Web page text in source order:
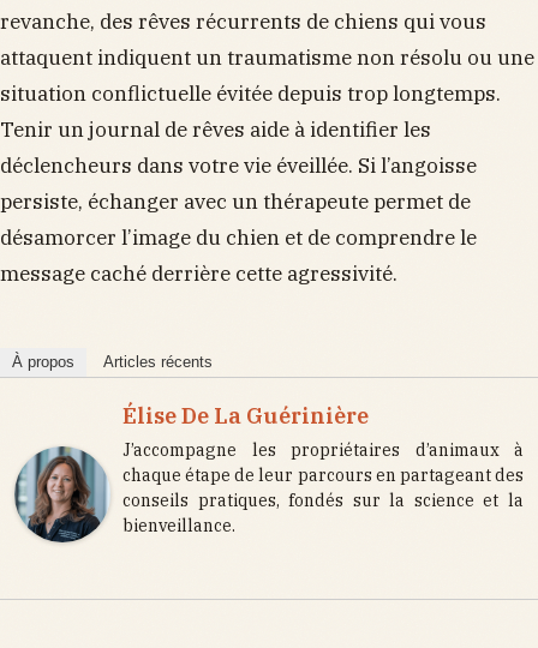
revanche, des rêves récurrents de chiens qui vous
attaquent indiquent un traumatisme non résolu ou une
situation conflictuelle évitée depuis trop longtemps.
Tenir un journal de rêves aide à identifier les
déclencheurs dans votre vie éveillée. Si l’angoisse
persiste, échanger avec un thérapeute permet de
désamorcer l’image du chien et de comprendre le
message caché derrière cette agressivité.
À propos Articles récents
Élise De La Guérinière
J’accompagne les propriétaires d’animaux à
chaque étape de leur parcours en partageant des
conseils pratiques, fondés sur la science et la
bienveillance.